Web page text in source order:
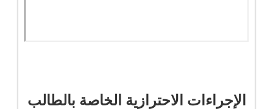
الإجراءات الاحترازية الخاصة بالطالب